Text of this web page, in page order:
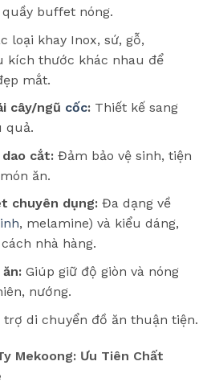
buffet nóng.
loại khay Inox, sứ, gỗ,
kích thước khác nhau để
mắt.
cây/ngũ cốc:Thiết kế sang
quả.
cắt:Đảm bảo vệ sinh, tiện
ăn.
chuyên dụng:Đa dạng về
, melamine) và kiểu dáng,
nhà hàng.
Giúp giữ độ giòn và nóng
nướng.
di chuyển đồ ăn thuận tiện.
Mekoong: Ưu Tiên Chất